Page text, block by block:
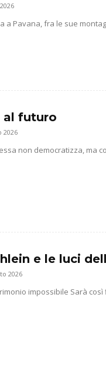
a Pavana, fra le sue
al futuro
2026
non democratizza, ma
e le luci
2026
impossibile Sarà